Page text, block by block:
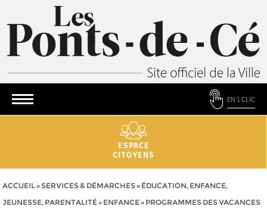
EN 1 CLIC
ESPACE
CITOYENS
ACCUEIL» SERVICES & DÉMARCHES» ÉDUCATION, ENFANCE,
JEUNESSE, PARENTALITÉ» ENFANCE» PROGRAMMES DES VACANCES